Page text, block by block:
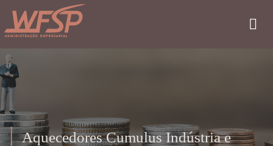
Aquecedores Cumulus Indústria e